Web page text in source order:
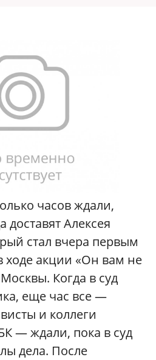
часов ждали,
доставят Алексея
стал вчера первым
ходе акции «Он вам не
Когда в суд
еще час все —
и коллеги
— ждали, пока в суд
дела. После